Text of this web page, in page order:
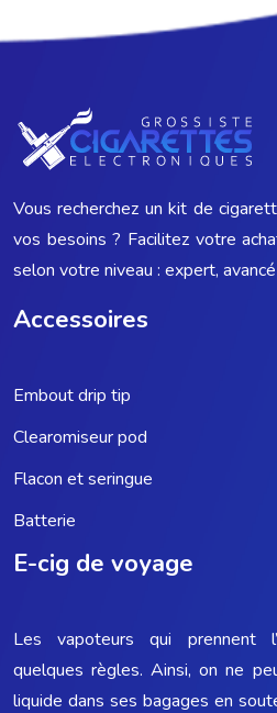
Vous recherchez un kit de
vos besoins ? Facilitez votre
selon votre niveau : expert,
Accessoires
Embout drip tip
Clearomiseur pod
Flacon et seringue
Batterie
E-cig de voyage
Les vapoteurs qui prennent
quelques règles. Ainsi, on ne
liquide dans ses bagages en